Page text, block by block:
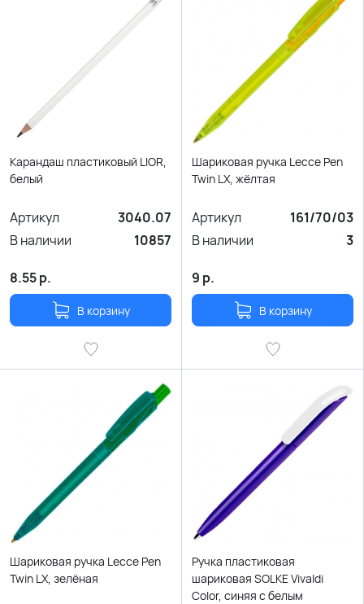
Карандаш пластиковый LIOR,
белый
Артикул
3040.07
В наличии
10857
8.55р.
В корзину
Шариковая ручка Lecce Pen
Twin LX, жёлтая
Артикул
161/70/03
В наличии
3
9 р.
В корзину
Шариковая ручка Lecce Pen
Twin LX, зелёная
Ручка пластиковая
шариковая SOLKE Vivaldi
Color, синяя с белым